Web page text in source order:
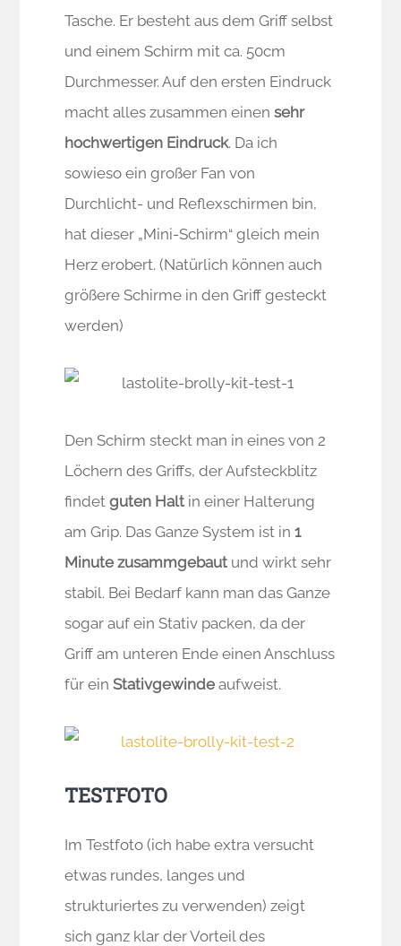
Tasche. Er besteht aus dem Griff selbst
und einem Schirm mit ca. 50cm
Durchmesser. Auf den ersten Eindruck
macht alles zusammen einensehr
hochwertigen Eindruck. Da ich
sowieso ein großer Fan von
Durchlicht- und Reflexschirmen bin,
hat dieser „Mini-Schirm“ gleich mein
Herz erobert. (Natürlich können auch
größere Schirme in den Griff gesteckt
werden)
Den Schirm steckt man in eines von 2
Löchern des Griffs, der Aufsteckblitz
findetguten Halt in einer Halterung
am Grip. Das Ganze System ist in1
Minute zusammgebaut und wirkt sehr
stabil. Bei Bedarf kann man das Ganze
sogar auf ein Stativ packen, da der
Griff am unteren Ende einen Anschluss
für einStativgewinde aufweist.
TESTFOTO
Im Testfoto (ich habe extra versucht
etwas rundes, langes und
strukturiertes zu verwenden) zeigt
sich ganz klar der Vorteil des